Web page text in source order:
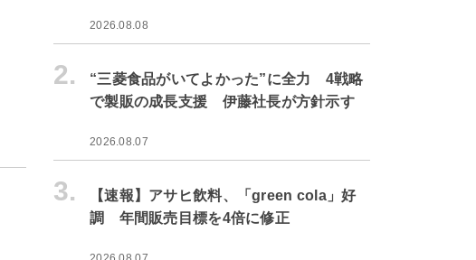
2026.08.08
2.
“三菱食品がいてよかった”に全力 4戦略
で製販の成長支援 伊藤社長が方針示す
2026.08.07
3.
【速報】アサヒ飲料、「green cola」好
調 年間販売目標を4倍に修正